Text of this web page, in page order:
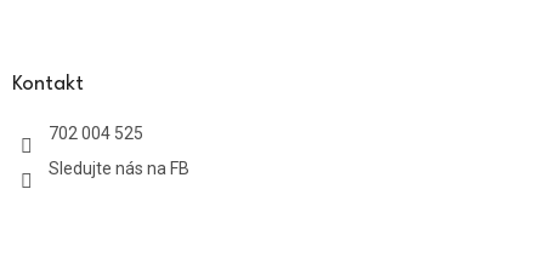
Kontakt
702 004 525
Sledujte nás na FB